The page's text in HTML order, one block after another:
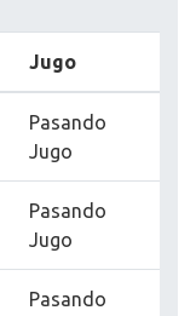
Jugo
Pasando
Jugo
Pasando
Jugo
Pasando